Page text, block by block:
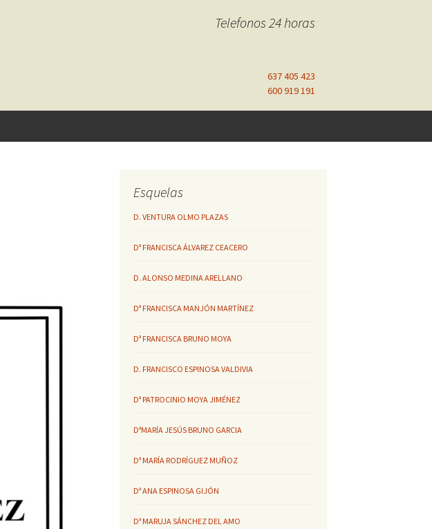
Telefonos 24 horas
637 405 423
600 919 191
Esquelas
D. VENTURA OLMO PLAZAS
Dª FRANCISCA ÁLVAREZ CEACERO
D. ALONSO MEDINA ARELLANO
Dª FRANCISCA MANJÓN MARTÍNEZ
Dª FRANCISCA BRUNO MOYA
D. FRANCISCO ESPINOSA VALDIVIA
Dª PATROCINIO MOYA JIMÉNEZ
DªMARÍA JESÚS BRUNO GARCIA
Dª MARÍA RODRÍGUEZ MUÑOZ
Dª ANA ESPINOSA GIJÓN
Dª MARUJA SÁNCHEZ DEL AMO